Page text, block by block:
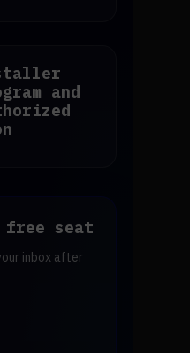
and
free seat
inbox after